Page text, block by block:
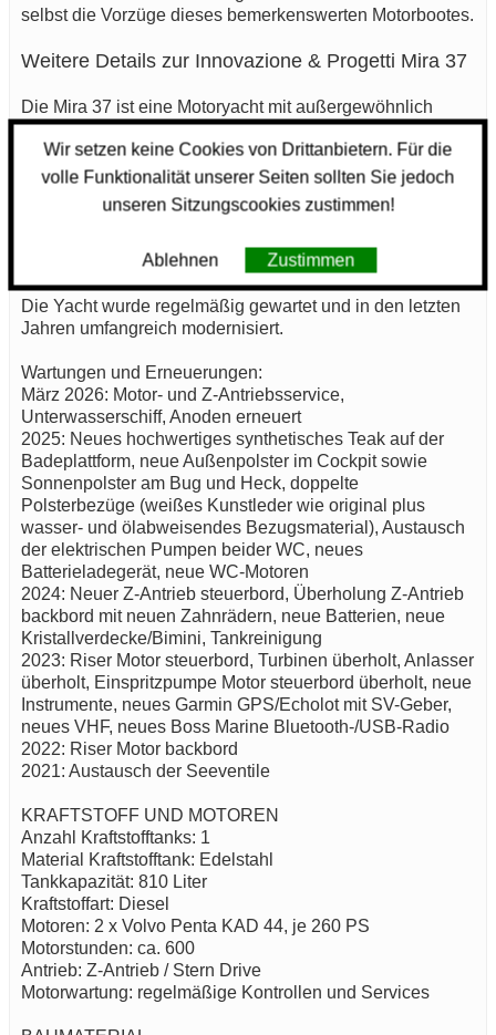
selbst die Vorzüge dieses bemerkenswerten Motorbootes.
Weitere Details zur Innovazione & Progetti Mira 37
Die Mira 37 ist eine Motoryacht mit außergewöhnlich
guter Raumaufteilung und hervorragender
Bewohnbarkeit. Die Innenräume bieten einen an Bord
seltenen Wohnkomfort.
Das Boot verfügt über zwei separate Kabinen, zwei Bäder
ein Maximum an Privatsphäre und Bewegungsfreiheit zu
bieten.
Die Yacht wurde regelmäßig gewartet und in den letzten
Jahren umfangreich modernisiert.
Wartungen und Erneuerungen:
März 2026: Motor- und Z-Antriebsservice,
Unterwasserschiff, Anoden erneuert
2025: Neues hochwertiges synthetisches Teak auf der
Badeplattform, neue Außenpolster im Cockpit sowie
Sonnenpolster am Bug und Heck, doppelte
Polsterbezüge (weißes Kunstleder wie original plus
wasser- und ölabweisendes Bezugsmaterial), Austausch
der elektrischen Pumpen beider WC, neues
Batterieladegerät, neue WC-Motoren
2024: Neuer Z-Antrieb steuerbord, Überholung Z-Antrieb
backbord mit neuen Zahnrädern, neue Batterien, neue
Kristallverdecke/Bimini, Tankreinigung
2023: Riser Motor steuerbord, Turbinen überholt, Anlasser
überholt, Einspritzpumpe Motor steuerbord überholt, neue
Instrumente, neues Garmin GPS/Echolot mit SV-Geber,
neues VHF, neues Boss Marine Bluetooth-/USB-Radio
2022: Riser Motor backbord
2021: Austausch der Seeventile
KRAFTSTOFF UND MOTOREN
Anzahl Kraftstofftanks: 1
Material Kraftstofftank: Edelstahl
Tankkapazität: 810 Liter
Kraftstoffart: Diesel
Motoren: 2 x Volvo Penta KAD 44, je 260 PS
Motorstunden: ca. 600
Antrieb: Z-Antrieb / Stern Drive
Motorwartung: regelmäßige Kontrollen und Services
Wir setzen keine Cookies von Drittanbietern. Für die
volle Funktionalität unserer Seiten sollten Sie jedoch
unseren Sitzungscookies zustimmen!
Ablehnen Zustimmen